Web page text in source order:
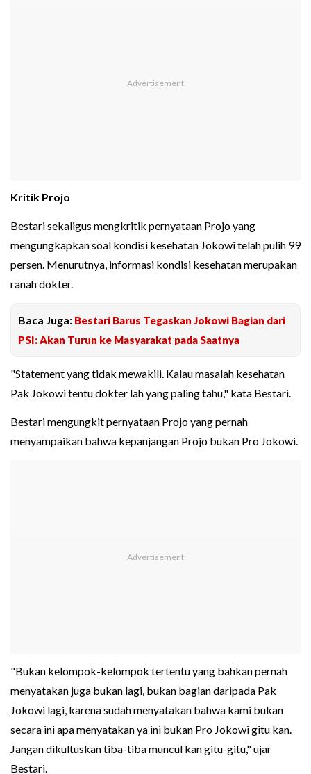
Kritik Projo
Bestari sekaligus mengkritik pernyataan Projo yang
mengungkapkan soal kondisi kesehatan Jokowi telah pulih 99
persen. Menurutnya, informasi kondisi kesehatan merupakan
ranah dokter.
Baca Juga: Bestari Barus Tegaskan Jokowi Bagian dari
PSI: Akan Turun ke Masyarakat pada Saatnya
"Statement yang tidak mewakili. Kalau masalah kesehatan
Pak Jokowi tentu dokter lah yang paling tahu," kata Bestari.
Bestari mengungkit pernyataan Projo yang pernah
menyampaikan bahwa kepanjangan Projo bukan Pro Jokowi.
"Bukan kelompok-kelompok tertentu yang bahkan pernah
menyatakan juga bukan lagi, bukan bagian daripada Pak
Jokowi lagi, karena sudah menyatakan bahwa kami bukan
secara ini apa menyatakan ya ini bukan Pro Jokowi gitu kan.
Jangan dikultuskan tiba-tiba muncul kan gitu-gitu," ujar
Bestari.